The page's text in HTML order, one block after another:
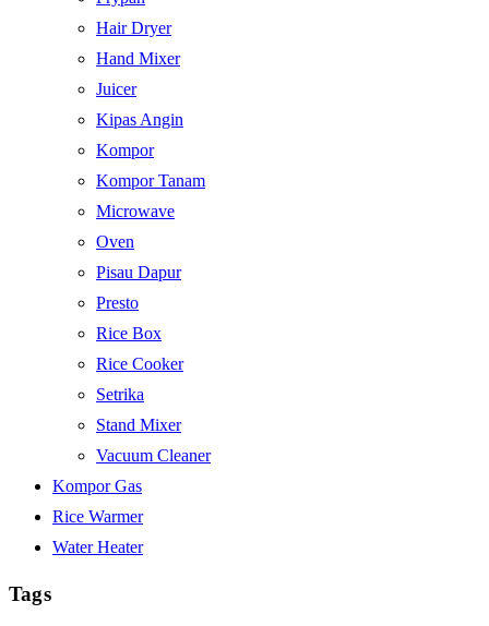
Hair Dryer
Hand Mixer
Juicer
Kipas Angin
Kompor
Kompor Tanam
Microwave
Oven
Pisau Dapur
Presto
Rice Box
Rice Cooker
Setrika
Stand Mixer
Vacuum Cleaner
Kompor Gas
Rice Warmer
Water Heater
Tags